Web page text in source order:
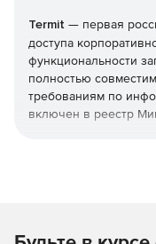
Termit — первая
доступа
функциональности
полностью
требованиям по
включен в реестр